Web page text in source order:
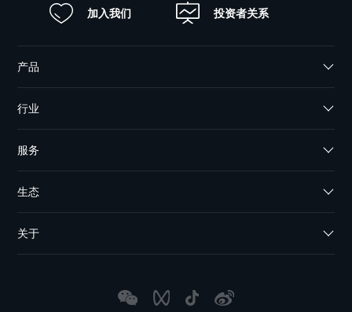
加入我们 投资者关系
产品
行业
服务
生态
关于